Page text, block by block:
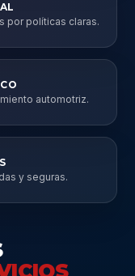
por políticas claras.
automotriz.
y seguras.